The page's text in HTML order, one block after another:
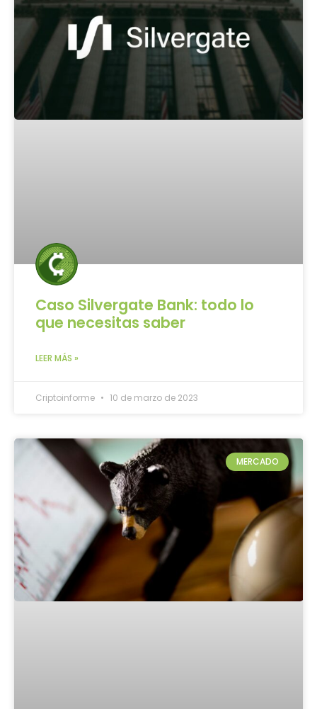
Caso Silvergate Bank: todo lo
que necesitas saber
LEER MÁS »
Criptoinforme 10 de marzo de 2023
MERCADO